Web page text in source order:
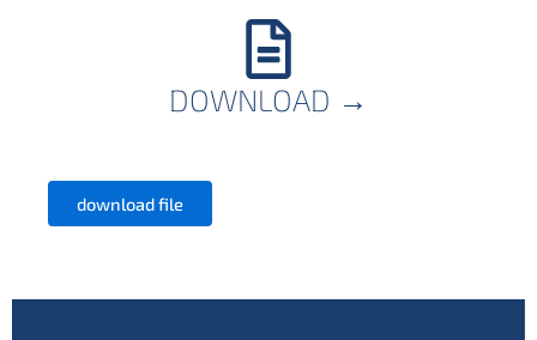
DOWNLOAD →
download file